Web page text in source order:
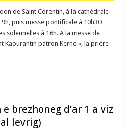
de Saint Corentin, à la cathédrale
puis messe pontificale à 10h30
solennelles à 16h. A la messe de
Kaourantin patron Kerne », la prière
brezhoneg d’ar 1 a viz
levrig)